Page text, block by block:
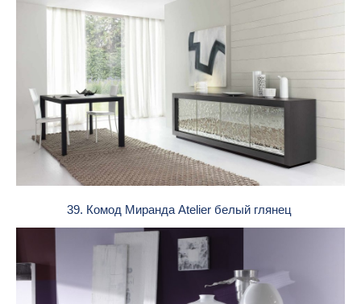
39. Комод Миранда Atelier белый глянец